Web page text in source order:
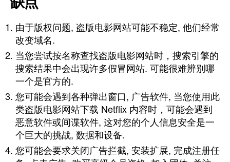
由于版权问题, 盗版电影网站可能不稳定, 他们经常
改变域名.
当您尝试按名称查找盗版电影网站时，搜索引擎的
搜索结果中会出现许多假冒网站. 可能很难辨别哪
一个是官方的.
您可能会遇到各种弹出窗口, 广告软件, 当您使用此
类盗版电影网站下载 Netflix 内容时，可能会遇到
恶意软件或间谍软件, 这对您的个人信息安全是一
个巨大的挑战, 数据和设备.
您可能会要求关闭广告拦截, 安装扩展, 完成注册任